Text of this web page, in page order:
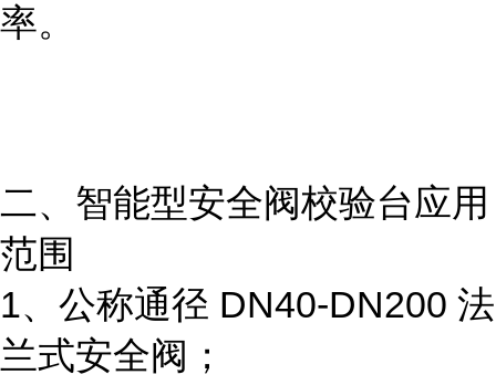
率。
二、智能型安全阀校验台应用
范围
1、公称通径 DN40-DN200 法
兰式安全阀；